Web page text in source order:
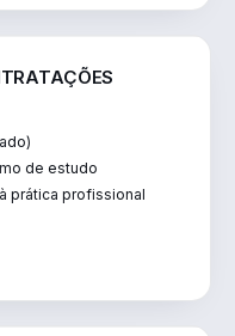
de estudo
prática profissional